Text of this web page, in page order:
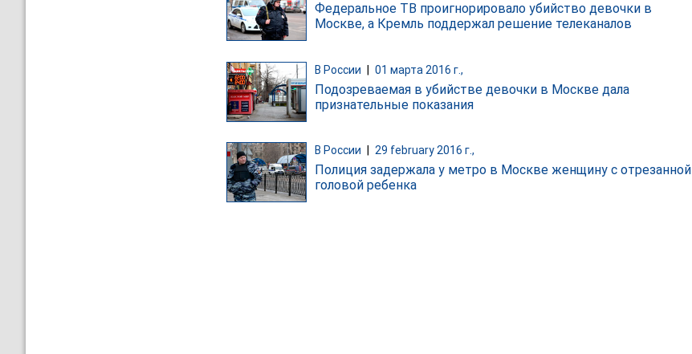
Федеральное ТВ проигнорировало убийство девочки в
Москве, а Кремль поддержал решение телеканалов
В России | 01 марта 2016 г.,
Подозреваемая в убийстве девочки в Москве дала
признательные показания
В России 29 february 2016 г.,
Полиция задержала у метро в Москве женщину с отрезанной
головой ребенка